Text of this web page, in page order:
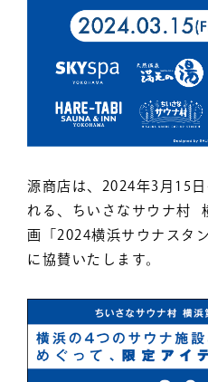
源商店は、2024年3月15
れる、ちいさなサウナ村
画「2024横浜サウナスタ
に協賛いたします。